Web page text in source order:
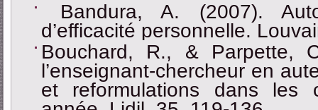
Bandura, A. (2007).
d’efficacité personnelle.
Bouchard, R., & Parpette,
l’enseignant-chercheur en
et reformulations dans les